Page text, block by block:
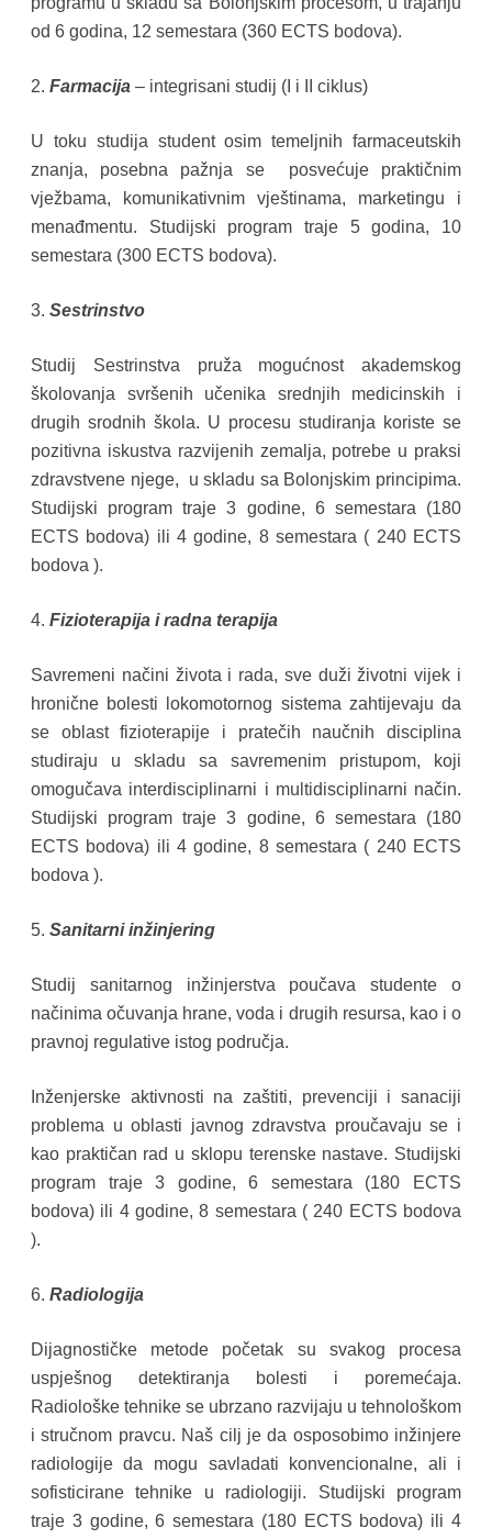
od 6 godina, 12 semestara (360 ECTS bodova).
2. Farmacija– integrisani studij (I i II ciklus)
U toku studija student osim temeljnih farmaceutskih
znanja, posebna pažnja se posvećuje praktičnim
vježbama, komunikativnim vještinama, marketingu i
menađmentu. Studijski program traje 5 godina, 10
semestara (300 ECTS bodova).
3. Sestrinstvo
Studij Sestrinstva pruža mogućnost akademskog
školovanja svršenih učenika srednjih medicinskih i
drugih srodnih škola. U procesu studiranja koriste se
pozitivna iskustva razvijenih zemalja, potrebe u praksi
zdravstvene njege, u skladu sa Bolonjskim principima.
Studijski program traje 3 godine, 6 semestara (180
ECTS bodova) ili 4 godine, 8 semestara ( 240 ECTS
bodova ).
4. Fizioterapija i radna terapija
Savremeni načini života i rada, sve duži životni vijek i
hronične bolesti lokomotornog sistema zahtijevaju da
se oblast fizioterapije i pratečih naučnih disciplina
studiraju u skladu sa savremenim pristupom, koji
omogučava interdisciplinarni i multidisciplinarni način.
Studijski program traje 3 godine, 6 semestara (180
ECTS bodova) ili 4 godine, 8 semestara ( 240 ECTS
bodova ).
5. Sanitarni inžinjering
Studij sanitarnog inžinjerstva poučava studente o
načinima očuvanja hrane, voda i drugih resursa, kao i o
pravnoj regulative istog područja.
Inženjerske aktivnosti na zaštiti, prevenciji i sanaciji
problema u oblasti javnog zdravstva proučavaju se i
kao praktičan rad u sklopu terenske nastave. Studijski
program traje 3 godine, 6 semestara (180 ECTS
bodova) ili 4 godine, 8 semestara ( 240 ECTS bodova
).
6. Radiologija
Dijagnostičke metode početak su svakog procesa
uspješnog detektiranja bolesti i poremećaja.
Radiološke tehnike se ubrzano razvijaju u tehnološkom
i stručnom pravcu. Naš cilj je da osposobimo inžinjere
radiologije da mogu savladati konvencionalne, ali i
sofisticirane tehnike u radiologiji. Studijski program
traje 3 godine, 6 semestara (180 ECTS bodova) ili 4